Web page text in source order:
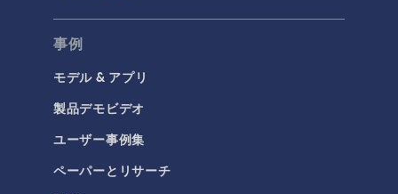
事例
モデル & アプリ
製品デモビデオ
ユーザー事例集
ペーパーとリサーチ